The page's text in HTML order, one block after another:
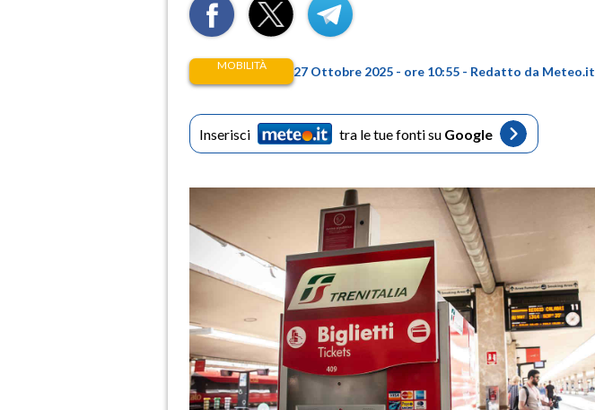
MOBILITÀ 27 Ottobre 2025 - ore 10:55 - Redatto da Meteo.it
Inserisci tra le tue fonti su Google